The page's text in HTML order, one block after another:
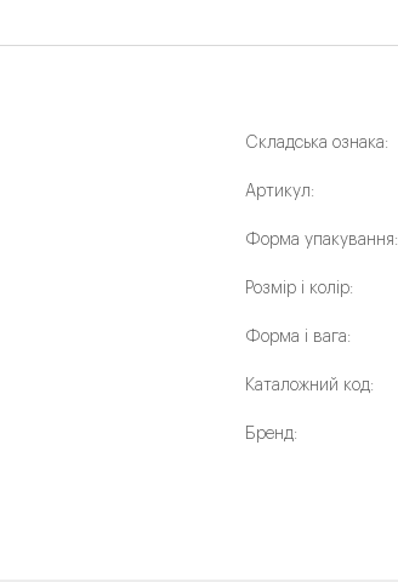
Складська ознака:
Артикул:
Форма упакування:
Розмір і колір:
Форма і вага:
Каталожний код:
Бренд: